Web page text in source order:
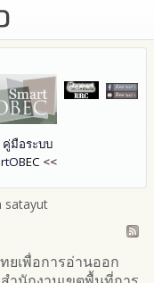
คู่มือระบบ
EC <<
satayut
ยเพื่อการอ่านออก